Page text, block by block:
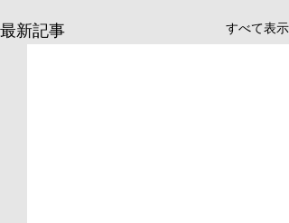
最新記事 すべて表示